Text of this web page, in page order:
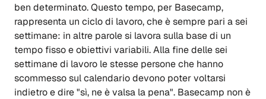
ben determinato. Questo tempo, per Basecamp,
rappresenta un ciclo di lavoro, che è sempre pari a sei
settimane: in altre parole si lavora sulla base di un
tempo fisso e obiettivi variabili. Alla fine delle sei
settimane di lavoro le stesse persone che hanno
scommesso sul calendario devono poter voltarsi
indietro e dire "sì, ne è valsa la pena". Basecamp non è